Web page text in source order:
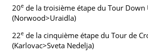
20e de la troisième étape du Tour Down
(Norwood>Uraidla)
22e de la cinquième étape du Tour de
(Karlovac>Sveta Nedelja)